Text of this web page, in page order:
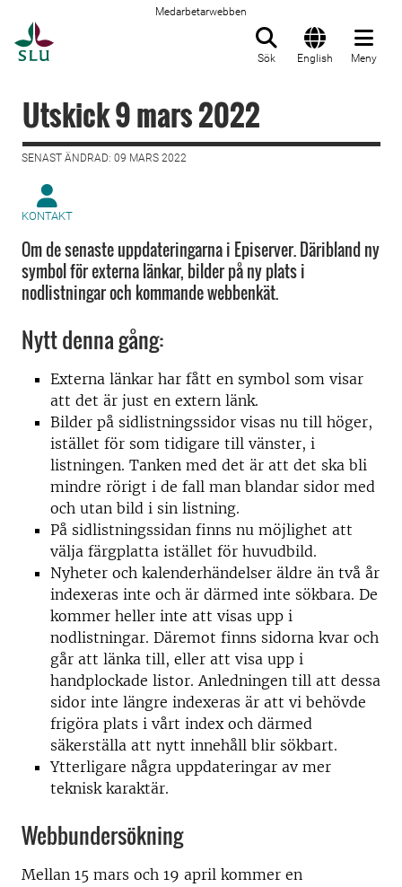
Medarbetarwebben
Sök English Meny
Utskick 9 mars 2022
SENAST ÄNDRAD: 09 MARS 2022
KONTAKT
Om de senaste uppdateringarna i Episerver. Däribland ny
symbol för externa länkar, bilder på ny plats i
nodlistningar och kommande webbenkät.
Nytt denna gång:
Externa länkar har fått en symbol som visar
att det är just en extern länk.
Bilder på sidlistningssidor visas nu till höger,
istället för som tidigare till vänster, i
listningen. Tanken med det är att det ska bli
mindre rörigt i de fall man blandar sidor med
och utan bild i sin listning.
På sidlistningssidan finns nu möjlighet att
välja färgplatta istället för huvudbild.
Nyheter och kalenderhändelser äldre än två år
indexeras inte och är därmed inte sökbara. De
kommer heller inte att visas upp i
nodlistningar. Däremot finns sidorna kvar och
går att länka till, eller att visa upp i
handplockade listor. Anledningen till att dessa
sidor inte längre indexeras är att vi behövde
frigöra plats i vårt index och därmed
säkerställa att nytt innehåll blir sökbart.
Ytterligare några uppdateringar av mer
teknisk karaktär.
Webbundersökning
Mellan 15 mars och 19 april kommer en